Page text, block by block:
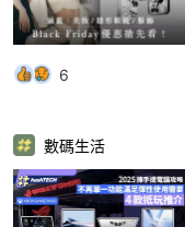
6
數碼生活